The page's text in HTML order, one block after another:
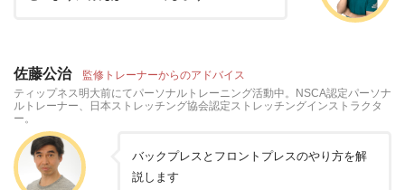
佐藤公治 監修トレーナーからのアドバイス
ティップネス明大前にてパーソナルトレーニング活動中。NSCA認定パーソナ
ルトレーナー、日本ストレッチング協会認定ストレッチングインストラクタ
ー。
バックプレスとフロントプレスのやり方を解
説します